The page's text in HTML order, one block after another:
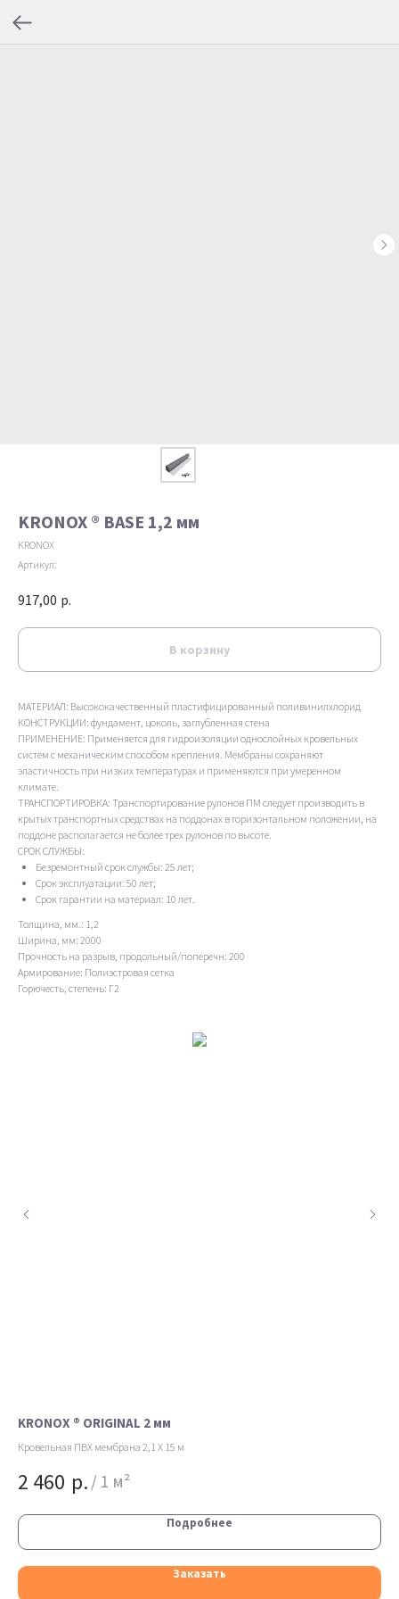
KRONOX ® BASE 1,2 мм
KRONOX
Артикул:
917,00 р.
В корзину
МАТЕРИАЛ: Высококачественный пластифицированный поливинилхлорид
КОНСТРУКЦИИ: фундамент, цоколь, заглубленная стена
ПРИМЕНЕНИЕ: Применяется для гидроизоляции однослойных кровельных
систем с механическим способом крепления. Мембраны сохраняют
эластичность при низких температурах и применяются при умеренном
климате.
ТРАНСПОРТИРОВКА: Транспортирование рулонов ПМ следует производить в
крытых транспортных средствах на поддонах в горизонтальном положении, на
поддоне располагается не более трех рулонов по высоте.
СРОК СЛУЖБЫ:
Безремонтный срок службы: 25 лет;
Срок эксплуатации: 50 лет;
Срок гарантии на материал: 10 лет.
Толщина, мм.: 1,2
Ширина, мм: 2000
Прочность на разрыв, продольный/поперечн: 200
Армирование: Полиэстровая сетка
Горючесть, степень: Г2
KRONOX ® ORIGINAL 2 мм
Кровельная ПВХ мембрана 2,1 X 15 м
2 460 р. / 1 м²
Подробнее
Заказать